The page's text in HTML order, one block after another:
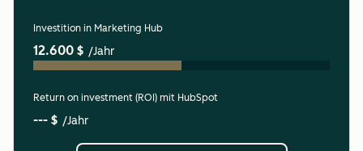
Investition in Marketing Hub
12.600 $ /Jahr
Return on investment (ROI) mit HubSpot
--- $ /Jahr